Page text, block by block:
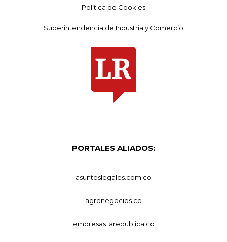
Política de Cookies
Superintendencia de Industria y Comercio
PORTALES ALIADOS:
asuntoslegales.com.co
agronegocios.co
empresas.larepublica.co